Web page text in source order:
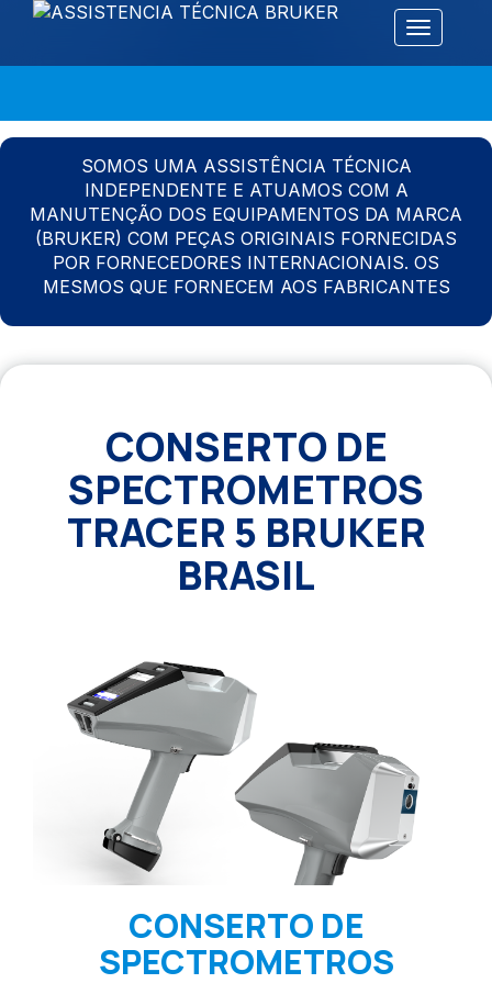
Alternar
SOMOS UMA ASSISTÊNCIA TÉCNICA
INDEPENDENTE E ATUAMOS COM A
MANUTENÇÃO DOS EQUIPAMENTOS DA MARCA
(BRUKER) COM PEÇAS ORIGINAIS FORNECIDAS
POR FORNECEDORES INTERNACIONAIS. OS
MESMOS QUE FORNECEM AOS FABRICANTES
CONSERTO DE
SPECTROMETROS
TRACER 5 BRUKER
BRASIL
CONSERTO DE
SPECTROMETROS